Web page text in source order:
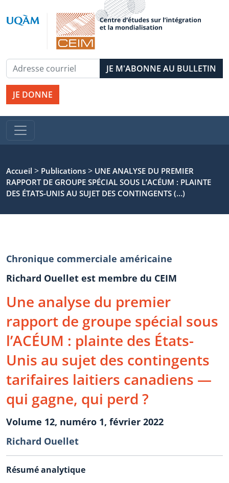
JE DONNE
Accueil > Publications > UNE ANALYSE DU PREMIER
RAPPORT DE GROUPE SPÉCIAL SOUS L’ACÉUM : PLAINTE
DES ÉTATS-UNIS AU SUJET DES CONTINGENTS (…)
Chronique commerciale américaine
Richard Ouellet est membre du CEIM
Une analyse du premier
rapport de groupe spécial sous
l’ACÉUM : plainte des États-
Unis au sujet des contingents
tarifaires laitiers canadiens —
qui gagne, qui perd ?
Volume 12, numéro 1, février 2022
Richard Ouellet
Résumé analytique